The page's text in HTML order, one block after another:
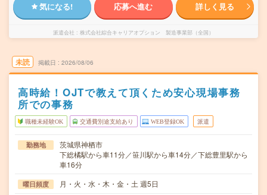
気になる! 応募へ進む 詳しく見る
派遣会社 株式会社綜合キャリアオプション 製造事業部（全国）
未読 掲載日 2026/08/06
高時給！OJTで教えて頂くため安心現場事務
所での事務
職種未経験OK 交通費別途支給あり WEB登録OK 派遣
勤務地
茨城県神栖市
下総橘駅から車11分／笹川駅から車14分／下総豊里駅から
車16分
曜日頻度 月・火・水・木・金・土 週5日